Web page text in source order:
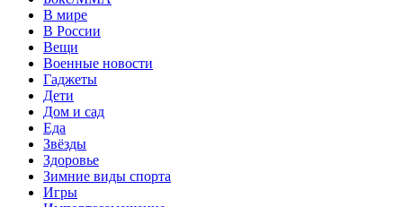
В мире
В России
Вещи
Военные новости
Гаджеты
Дети
Дом и сад
Еда
Звёзды
Здоровье
Зимние виды спорта
Игры